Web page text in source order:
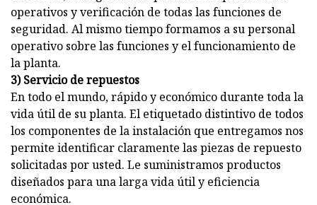
operativos y verificación de todas las funciones de
seguridad. Al mismo tiempo formamos a su personal
operativo sobre las funciones y el funcionamiento de
la planta.
3) Servicio de repuestos
En todo el mundo, rápido y económico durante toda la
vida útil de su planta. El etiquetado distintivo de todos
los componentes de la instalación que entregamos nos
permite identificar claramente las piezas de repuesto
solicitadas por usted. Le suministramos productos
diseñados para una larga vida útil y eficiencia
económica.